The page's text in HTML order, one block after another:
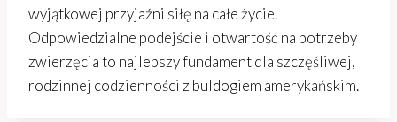
wyjątkowej przyjaźni siłę na całe życie.
Odpowiedzialne podejście i otwartość na potrzeby
zwierzęcia to najlepszy fundament dla szczęśliwej,
rodzinnej codzienności z buldogiem amerykańskim.